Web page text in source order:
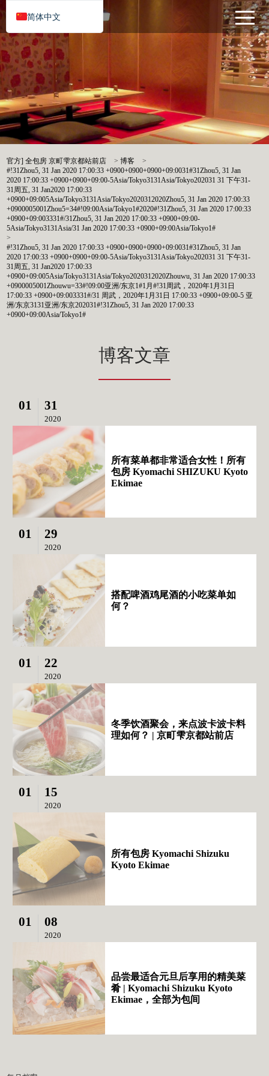
官方] 全包房 京町雫京都站前店 >博客
>
#!31Zhou5, 31 Jan 2020 17:00:33 +0900+0900+0900+09:0031#31Zhou5, 31 Jan
2020 17:00:33 +0900+0900+09:00-5Asia/Tokyo3131Asia/Tokyo202031 31 下午31-
31周五, 31 Jan2020 17:00:33
+0900+09:005Asia/Tokyo3131Asia/Tokyo2020312020Zhou5, 31 Jan 2020 17:00:33
+0900005001Zhou5=34#!09:00Asia/Tokyo1#2020#!31Zhou5, 31 Jan 2020 17:00:33
+0900+09:003331#/31Zhou5, 31 Jan 2020 17:00:33 +0900+09:00-
5Asia/Tokyo3131Asia/31 Jan 2020 17:00:33 +0900+09:00Asia/Tokyo1#
>
#!31Zhou5, 31 Jan 2020 17:00:33 +0900+0900+0900+09:0031#31Zhou5, 31 Jan
2020 17:00:33 +0900+0900+09:00-5Asia/Tokyo3131Asia/Tokyo202031 31 下午31-
31周五, 31 Jan2020 17:00:33
+0900+09:005Asia/Tokyo3131Asia/Tokyo2020312020Zhouwu, 31 Jan 2020 17:00:33
+0900005001Zhouwu=33#!09:00亚洲/东京1#1月#!31周武，2020年1月31日
17:00:33 +0900+09:003331#/31 周武，2020年1月31日 17:00:33 +0900+09:00-5 亚
洲/东京3131亚洲/东京202031#!31Zhou5, 31 Jan 2020 17:00:33
+0900+09:00Asia/Tokyo1#
博客文章
01 31
2020
所有菜单都非常适合女性！所有
包房 Kyomachi SHIZUKU Kyoto
Ekimae
01 29
2020
搭配啤酒鸡尾酒的小吃菜单如
何？
01 22
2020
冬季饮酒聚会，来点波卡波卡料
理如何？ | 京町雫京都站前店
01 15
2020
所有包房 Kyomachi Shizuku
Kyoto Ekimae
01 08
2020
品尝最适合元旦后享用的精美菜
肴 | Kyomachi Shizuku Kyoto
Ekimae，全部为包间
简体中文